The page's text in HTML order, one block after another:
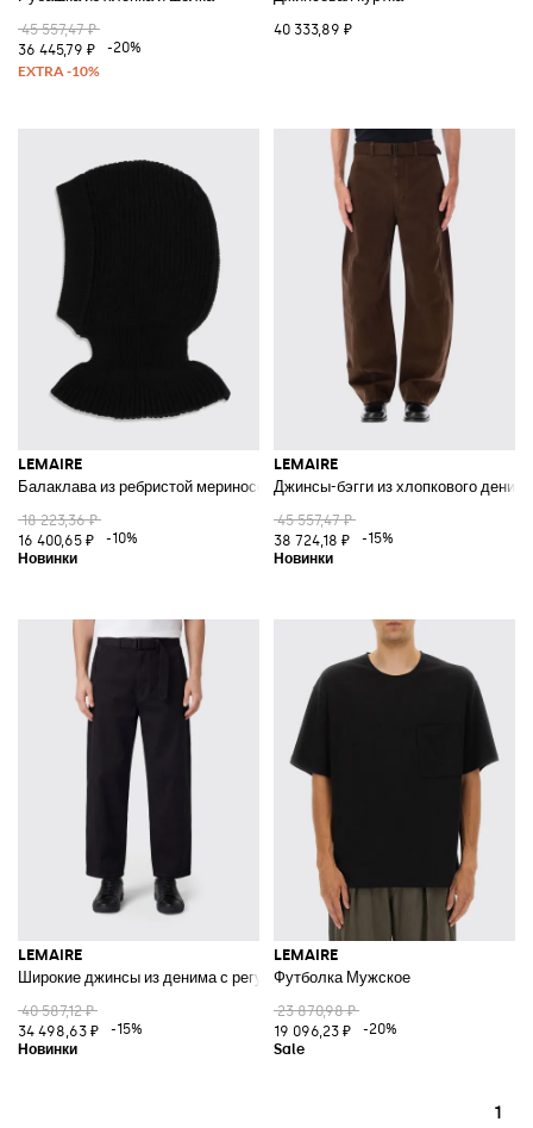
45 557,47 ₽
36 445,79 ₽
-20%
40 333,89 ₽
LEMAIRE
Балаклава из ребристой мериносовой шерсти для повседневного
18 223,36 ₽
16 400,65 ₽
-10%
LEMAIRE
Джинсы-бэгги из хлопкового
45 557,47 ₽
38 724,18 ₽
-15%
LEMAIRE
Широкие джинсы из денима с регулируемым поясом на талии
40 587,12 ₽
34 498,63 ₽
-15%
LEMAIRE
Футболка Мужское
23 870,98 ₽
19 096,23 ₽
-20%
1